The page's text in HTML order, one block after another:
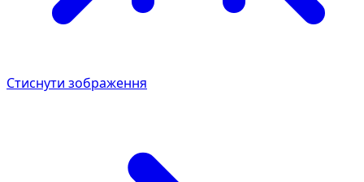
Стиснути зображення